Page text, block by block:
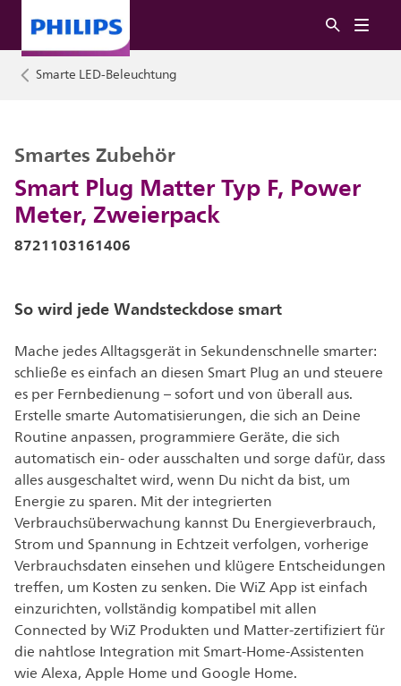
Smarte LED-Beleuchtung
Smart Plug Matter Typ F, Power
Meter, Zweierpack
Smartes Zubehör
8721103161406
So wird jede Wandsteckdose smart
Mache jedes Alltagsgerät in Sekundenschnelle smarter:
schließe es einfach an diesen Smart Plug an und steuere
es per Fernbedienung – sofort und von überall aus.
Erstelle smarte Automatisierungen, die sich an Deine
Routine anpassen, programmiere Geräte, die sich
automatisch ein- oder ausschalten und sorge dafür, dass
alles ausgeschaltet wird, wenn Du nicht da bist, um
Energie zu sparen. Mit der integrierten
Verbrauchsüberwachung kannst Du Energieverbrauch,
Strom und Spannung in Echtzeit verfolgen, vorherige
Verbrauchsdaten einsehen und klügere Entscheidungen
treffen, um Kosten zu senken. Die WiZ App ist einfach
einzurichten, vollständig kompatibel mit allen
Connected by WiZ Produkten und Matter-zertifiziert für
die nahtlose Integration mit Smart-Home-Assistenten
wie Alexa, Apple Home und Google Home.